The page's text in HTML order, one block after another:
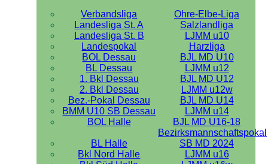
Verbandsliga
Ohre-Elbe-Liga
Landesliga St. A
Salzlandliga
Landesliga St. B
LJMM u10
Landespokal
Harzliga
BOL Dessau
BJL MD U10
BL Dessau
LJMM u12
1. Bkl Dessau
BJL MD U12
2. Bkl Dessau
LJMM u12w
Bez.-Pokal Dessau
BJL MD U14
BMM U10 SB Dessau
LJMM u14
BOL Halle
BJL MD U16-18
BL Halle
Bezirksmannschaftspokal
SB MD 2024
Bkl Nord Halle
LJMM u16